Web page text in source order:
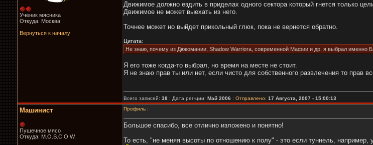
Ученик мясника
Откуда: Москва
Вернуться к началу
Движимое должно ездить в приделах одного сектора который гнется только
Движимое не может выехать из него.
Точнее может но выйдет прикольный глюк, пока не вернется обратно.
Цитата:
Не знаю, почему из Дюкомании, Shadow Warriorа, современной Мафии и др. я выбрал именно
Я его тоже когда-то выбрал, но время на месте не стоит.
Я не знаю прав ты или нет, если чисто для собственного развлечения то прав
Всего записей: 38 : Дата рег-ции: Май 2006 : Отправлено: 17 Августа, 2007 - 15:00:13
Машинист
Пушечное мясо
Откуда: M.O.S.C.O.W.
Профиль :
Большое спасибо, все отлично изложено и понятно!
То есть, "не меняя высоты по отношению к полу" - это если туннель, например,